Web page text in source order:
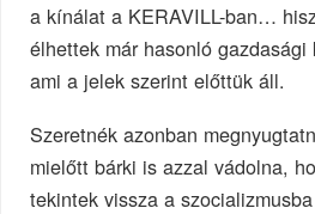
a kínálat a KERAVILL-ban…
élhettek már hasonló gazdasági
ami a jelek szerint előttük áll.
Szeretnék azonban
mielőtt bárki is azzal vádolna,
tekintek vissza a